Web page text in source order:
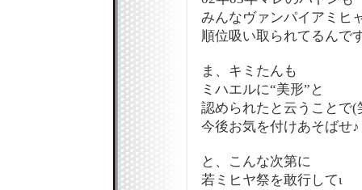
みんなヴァンパイアミヒ
順位吸い取られてるんで
ま、キミたんも
ミハエルに“美形”と
認められたと云うことで(
今後お気を付けあそばせ♪
と、こんな次第に
若ミヒヤ祭を敢行してι